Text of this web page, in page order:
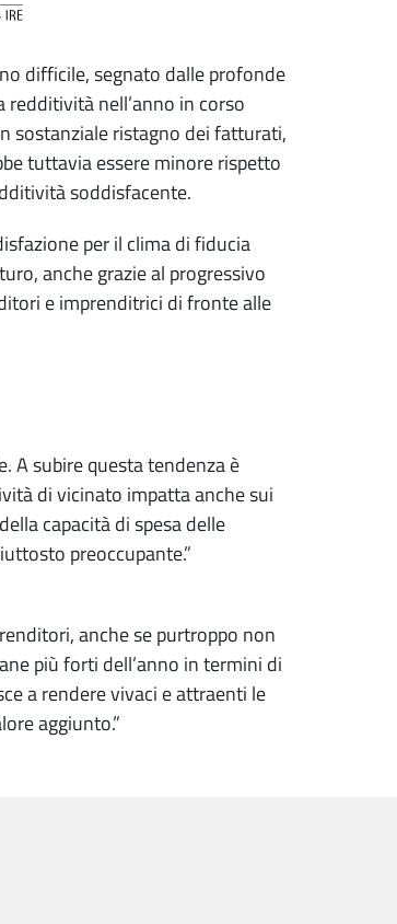
difficile, segnato dalle profonde
nell’anno in corso
sostanziale ristagno dei fatturati,
tuttavia essere minore rispetto
soddisfacente.
per il clima di fiducia
anche grazie al progressivo
e imprenditrici di fronte alle
A subire questa tendenza è
di vicinato impatta anche sui
capacità di spesa delle
preoccupante.”
anche se purtroppo non
più forti dell’anno in termini di
a rendere vivaci e attraenti le
aggiunto.”